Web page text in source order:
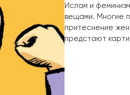
Ислам и
вещами. Многие
притеснение
предстают